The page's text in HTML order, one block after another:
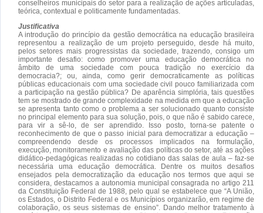
conselheiros municipais do setor para a realização de ações articuladas,
teórica, contextual e politicamente fundamentadas.
Justificativa
A introdução do princípio da gestão democrática na educação brasileira
representou a realização de um projeto perseguido, desde há muito,
pelos setores mais progressistas da sociedade, trazendo, consigo um
importante desafio: como promover uma educação democrática no
âmbito de uma sociedade com pouca tradição no exercício da
democracia?; ou, ainda, como gerir democraticamente as políticas
públicas educacionais com uma sociedade civil pouco familiarizada com
a participação na gestão pública? De aparência simplória, tais questões
tem se mostrado de grande complexidade na medida em que a educação
se apresenta tanto como o problema a ser solucionado quanto consiste
no principal elemento para sua solução, pois, o que não é sabido carece,
para vir a sê-lo, de ser aprendido. Isso posto, torna-se patente o
reconhecimento de que o passo inicial para democratizar a educação –
compreendendo desde os processos implicados na formulação,
execução, monitoramento e avaliação das políticas do setor, até as ações
didático-pedagógicas realizadas no cotidiano das salas de aula – faz-se
necessária uma educação democrática. Dentre os muitos desafios
ensejados pela democratização da educação nos termos que aqui se
considera, destacamos a autonomia municipal consagrada no artigo 211
da Constituição Federal de 1988, pelo qual se estabelece que “A União,
os Estados, o Distrito Federal e os Municípios organizarão, em regime de
colaboração, os seus sistemas de ensino”. Dando melhor tratamento à